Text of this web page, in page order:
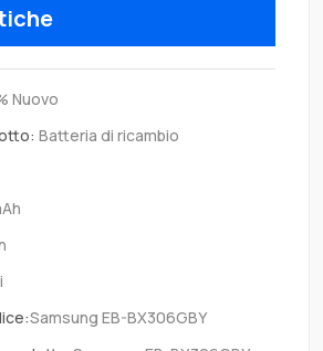
Nuovo
Batteria di ricambio
Samsung EB-BX306GBY